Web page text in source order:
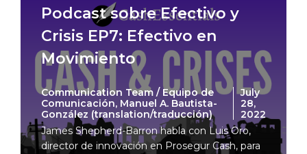
Podcast sobre Efectivo y
Crisis EP7: Efectivo en
Movimiento
Communication Team / Equipo de
Comunicación, Manuel A. Bautista-
González (translation/traducción)
July
28,
2022
James Shepherd-Barron habla con Luis Oro,
director de innovación en Prosegur Cash, para